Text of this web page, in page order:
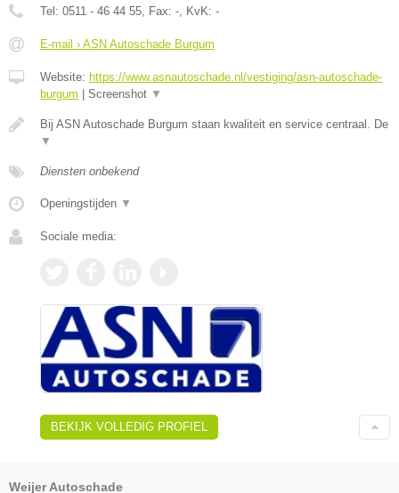
Tel: 0511 - 46 44 55, Fax: -, KvK: -
E-mail › ASN Autoschade Burgum
Website: https://www.asnautoschade.nl/vestiging/asn-autoschade-
burgum
Screenshot ▼
Bij ASN Autoschade Burgum staan kwaliteit en service centraal. De
▼
Diensten onbekend
Openingstijden ▼
Sociale media:
BEKIJK VOLLEDIG PROFIEL
Weijer Autoschade